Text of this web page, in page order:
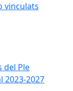
vinculats
del Ple
2023-2027